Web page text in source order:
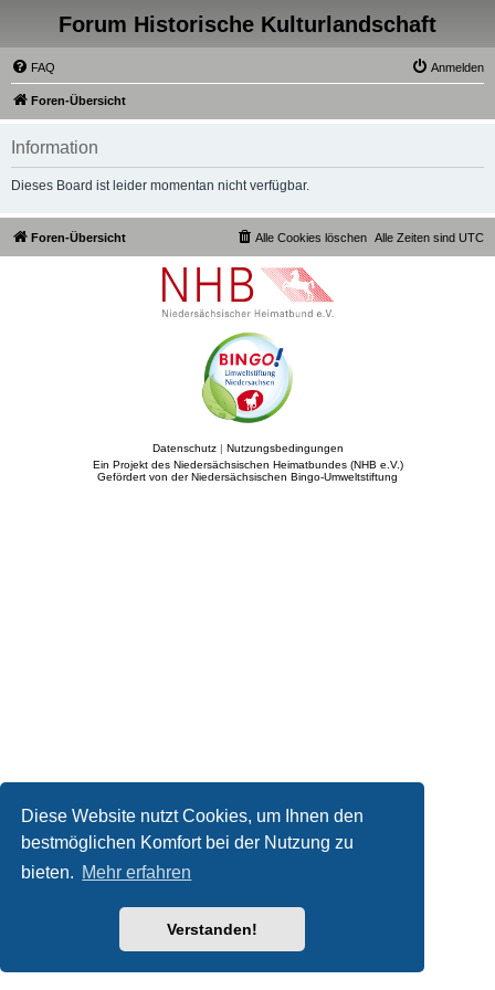
Diese Website nutzt Cookies, um Ihnen den
bestmöglichen Komfort bei der Nutzung zu
bieten. Mehr erfahren
Verstanden!
Forum Historische Kulturlandschaft
FAQ Anmelden
Foren-Übersicht
Information
Dieses Board ist leider momentan nicht verfügbar.
Foren-Übersicht Alle Zeiten sind UTC
Alle Cookies löschen
Datenschutz| Nutzungsbedingungen
Ein Projekt des Niedersächsischen Heimatbundes (NHB e.V.)
Gefördert von der Niedersächsischen Bingo-Umweltstiftung